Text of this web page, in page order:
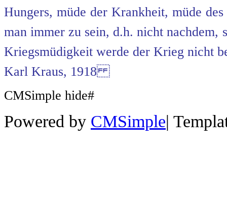
Hungers, müde der Krankheit, müde
man immer zu sein, d.h. nicht nachdem,
Kriegsmüdigkeit werde der Krieg nicht
Karl Kraus, 1918
CMSimple hide#
Powered by CMSimple|